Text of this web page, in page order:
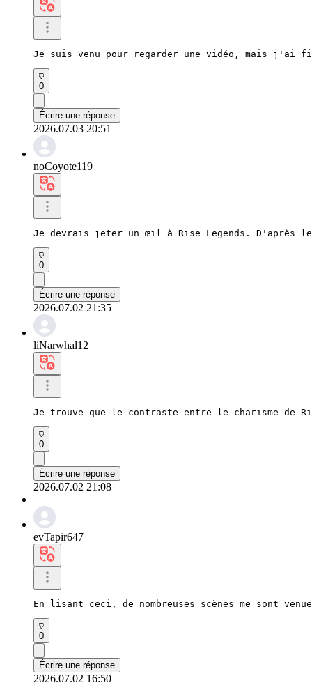
Je suis venu pour regarder une vidéo, mais j'ai
0
Écrire une réponse
2026.07.03 20:51
noCoyote119
Je devrais jeter un œil à Rise Legends. D'après
0
Écrire une réponse
2026.07.02 21:35
liNarwhal12
Je trouve que le contraste entre le charisme de
0
Écrire une réponse
2026.07.02 21:08
evTapir647
En lisant ceci, de nombreuses scènes me sont
0
Écrire une réponse
2026.07.02 16:50